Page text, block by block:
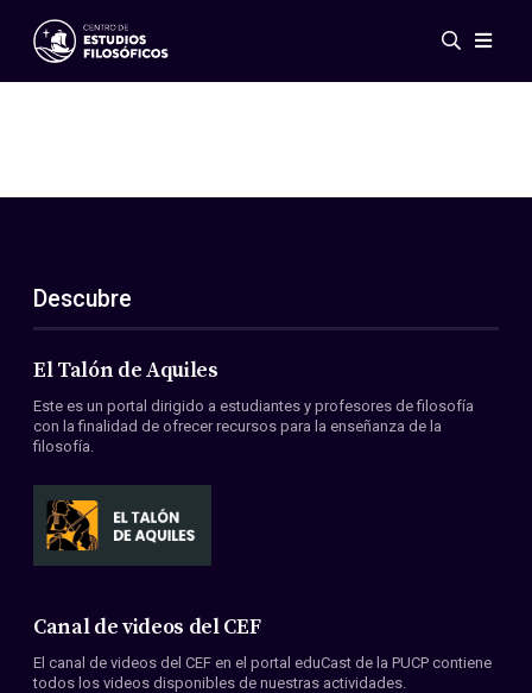
Eventos
ES
EN
Acerca de nosotros
Miembros
Convenios
Descubre
El Talón de Aquiles
Este es un portal dirigido a estudiantes y profesores de filosofía
con la finalidad de ofrecer recursos para la enseñanza de la
filosofía.
Canal de videos del CEF
El canal de videos del CEF en el portal eduCast de la PUCP contiene
todos los videos disponibles de nuestras actividades.